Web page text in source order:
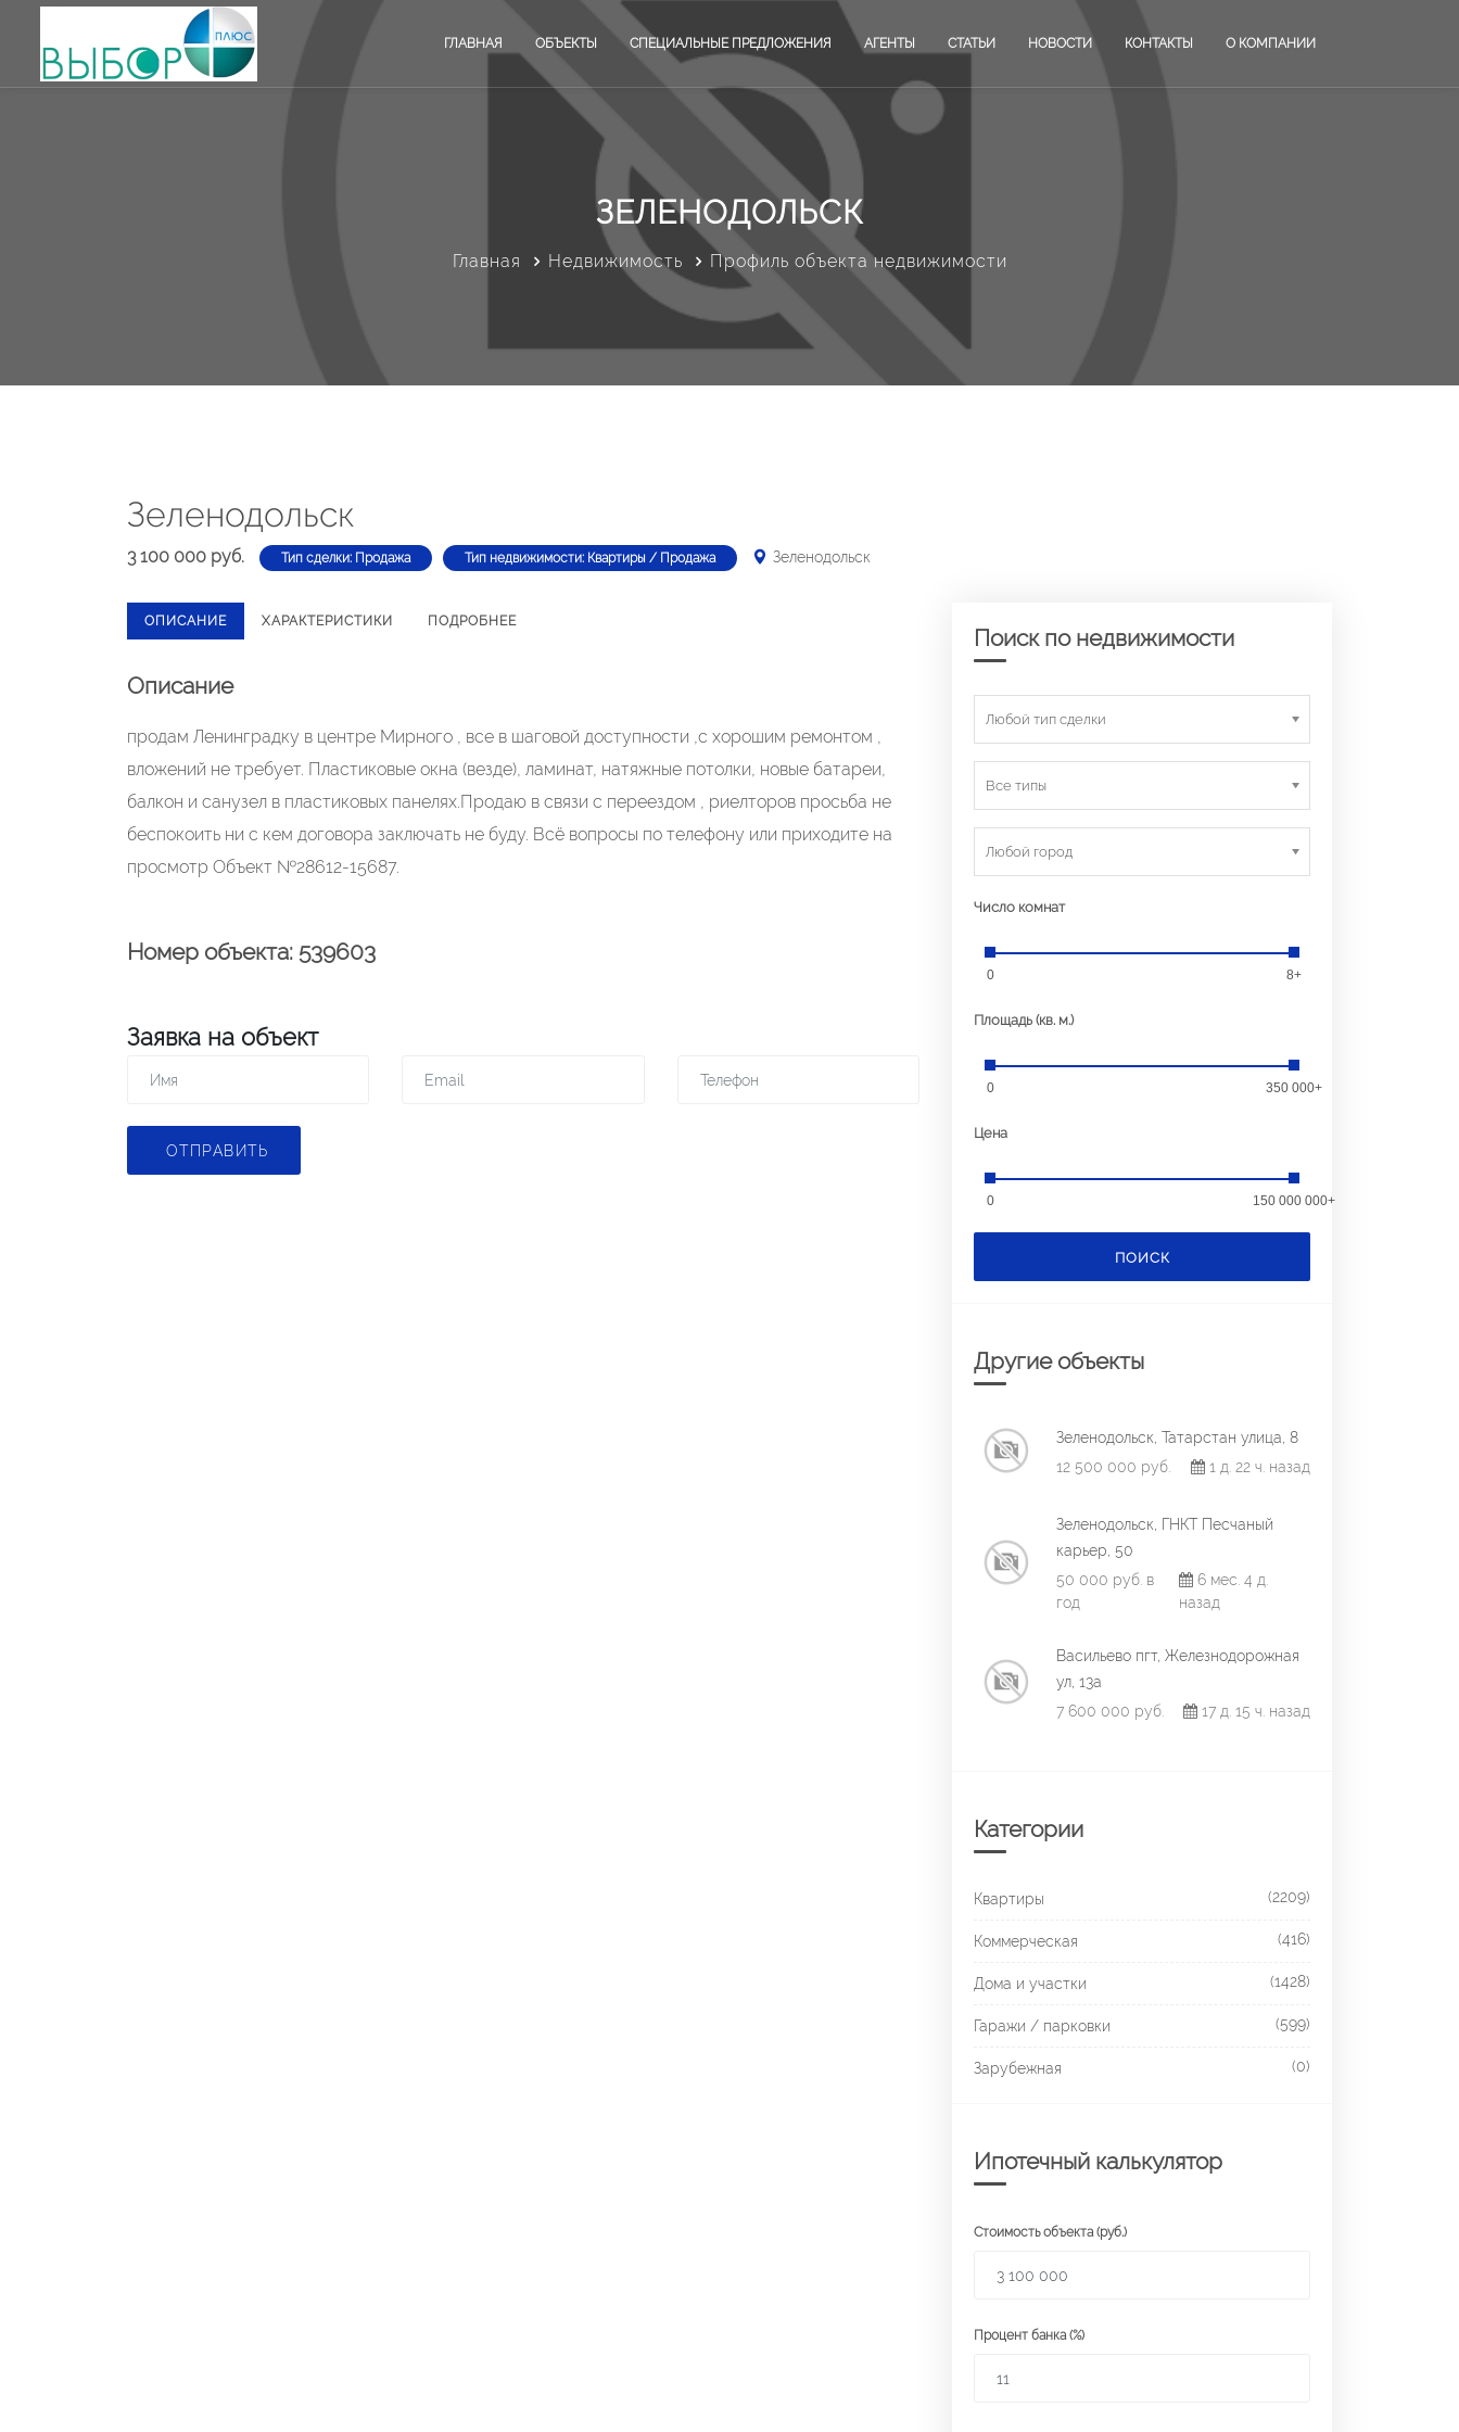
ГЛАВНАЯ ОБЪЕКТЫ СПЕЦИАЛЬНЫЕ ПРЕДЛОЖЕНИЯ АГЕНТЫ СТАТЬИ НОВОСТИ КОНТАКТЫ О КОМПАНИИ
ЗЕЛЕНОДОЛЬСК
Главная Недвижимость Профиль объекта недвижимости
Зеленодольск
3 100 000 руб. Тип сделки: Продажа Тип недвижимости: Квартиры / Продажа Зеленодольск
ОПИСАНИЕ ХАРАКТЕРИСТИКИ ПОДРОБНЕЕ
Описание
продам Ленинградку в центре Мирного , все в шаговой доступности ,с хорошим ремонтом ,
вложений не требует. Пластиковые окна (везде), ламинат, натяжные потолки, новые батареи,
балкон и санузел в пластиковых панелях.Продаю в связи с переездом , риелторов просьба не
беспокоить ни с кем договора заключать не буду. Всё вопросы по телефону или приходите на
просмотр Объект №28612-15687.
Номер объекта: 539603
Заявка на объект
ОТПРАВИТЬ
Поиск по недвижимости
Любой тип сделки
Все типы
Любой город
Число комнат
0 8+
Площадь (кв. м.)
0 350 000+
Цена
0 150 000 000+
ПОИСК
Другие объекты
Зеленодольск, Татарстан улица, 8
12 500 000 руб.
1 д. 22 ч. назад
Зеленодольск, ГНКТ Песчаный
карьер, 50
50 000 руб. в
год
6 мес. 4 д.
назад
Васильево пгт, Железнодорожная
ул, 13а
7 600 000 руб.
17 д. 15 ч. назад
Категории
Квартиры (2209)
Коммерческая (416)
Дома и участки (1428)
Гаражи / парковки (599)
Зарубежная (0)
Ипотечный калькулятор
Стоимость объекта (руб.)
Процент банка (%)